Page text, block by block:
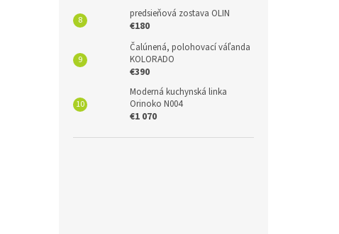
predsieňová zostava OLIN
€180
Čalúnená, polohovací váľanda
KOLORADO
€390
Moderná kuchynská linka
Orinoko N004
€1 070